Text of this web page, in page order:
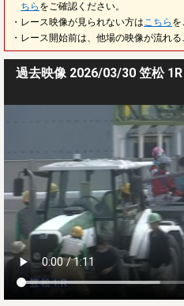
ちら をご確認ください。
・レース映像が見られない方は こちら を
・レース開始前は、他場の映像が流れる
過去映像 2026/03/30 笠松 1R